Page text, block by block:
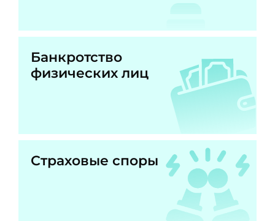
Банкротство
физических лиц
Страховые споры